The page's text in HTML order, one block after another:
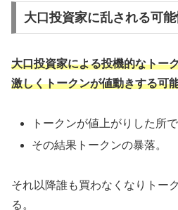
大口投資家に乱される可能
大口投資家による投機的なトー
激しくトークンが値動きする可
トークンが値上がりした所
その結果トークンの暴落。
それ以降誰も買わなくなりトー
る。